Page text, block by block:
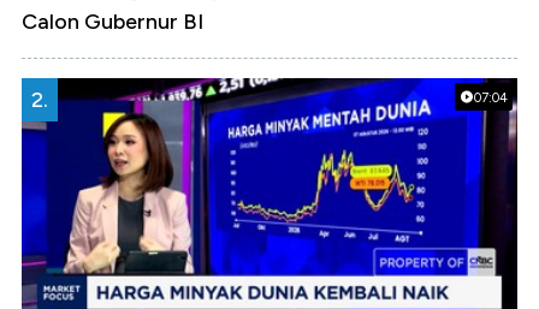
Calon Gubernur BI
07:04
2.